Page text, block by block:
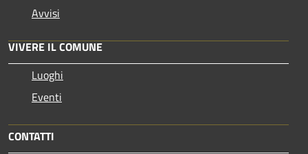
Avvisi
VIVERE IL COMUNE
Luoghi
Eventi
CONTATTI